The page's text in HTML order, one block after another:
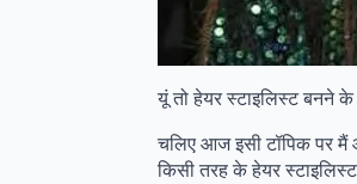
यूं तो हेयर स्टाइलिस्ट बनने
चलिए आज इसी टॉपिक पर
किसी तरह के हेयर